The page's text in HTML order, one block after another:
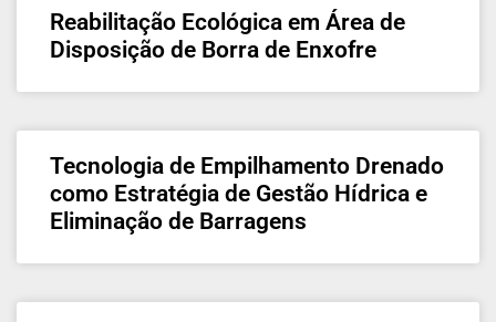
Reabilitação Ecológica em Área de
Disposição de Borra de Enxofre
Tecnologia de Empilhamento Drenado
como Estratégia de Gestão Hídrica e
Eliminação de Barragens